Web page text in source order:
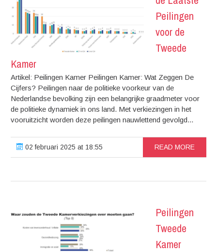
Peilingen
voor de
Tweede
Kamer
Artikel: Peilingen Kamer Peilingen Kamer: Wat Zeggen De
Cijfers? Peilingen naar de politieke voorkeur van de
Nederlandse bevolking zijn een belangrijke graadmeter voor
de politieke dynamiek in ons land. Met verkiezingen in het
vooruitzicht worden deze peilingen nauwlettend gevolgd...
02 februari 2025 at 18:55 READ MORE
Peilingen
Tweede
Kamer